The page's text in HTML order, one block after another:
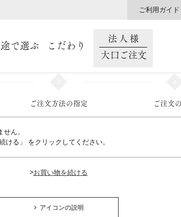
ご利用ガイド
で選ぶ こだわり
法人様
大口ご注文
ご注文方法の指定 ご注文
ん。
ける」 をクリックしてください。
>
アイコンの説明